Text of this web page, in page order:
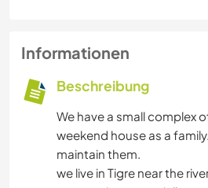
Informationen
Beschreibung
We have a small complex
weekend house as a
maintain them.
we live in Tigre near the